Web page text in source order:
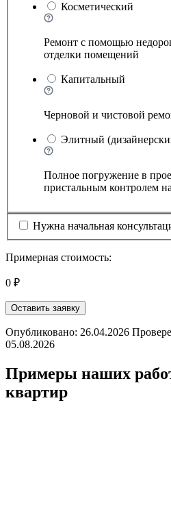
Косметический
Ремонт с помощью
отделки помещений
Капитальный
Черновой и чистовой
Элитный
Полное погружение в
пристальным контролем
Нужна начальная
Примерная стоимость:
0 ₽
Оставить заявку
Опубликовано: 26.04.2026
05.08.2026
Примеры наших
квартир